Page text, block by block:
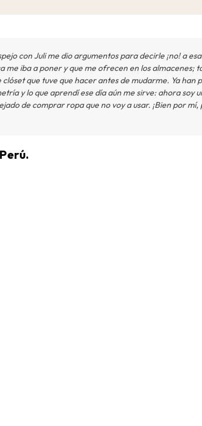
con Juli me dio argumentos para decirle ¡no! a esa
me iba a poner y que me ofrecen en los almacenes;
que tuve que hacer antes de mudarme. Ya han
y lo que aprendí ese día aún me sirve: ahora soy
de comprar ropa que no voy a usar. ¡Bien por mí,